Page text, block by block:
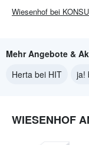
Wiesenhof bei
Mehr Angebote &
Herta bei HIT
ja!
WIESENHOF